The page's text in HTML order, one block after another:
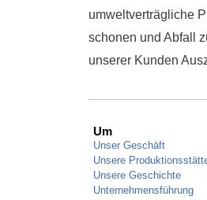
umweltverträgliche
schonen und Abfall
unserer Kunden
Um
Unser Geschäft
Unsere
Unsere Geschichte
Unternehmensführung